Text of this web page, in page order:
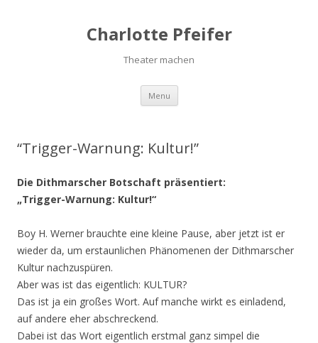
Charlotte Pfeifer
Theater machen
Menu
“Trigger-Warnung: Kultur!”
Die Dithmarscher Botschaft präsentiert:
„Trigger-Warnung: Kultur!“
Boy H. Werner brauchte eine kleine Pause, aber jetzt ist er
wieder da, um erstaunlichen Phänomenen der Dithmarscher
Kultur nachzuspüren.
Aber was ist das eigentlich: KULTUR?
Das ist ja ein großes Wort. Auf manche wirkt es einladend,
auf andere eher abschreckend.
Dabei ist das Wort eigentlich erstmal ganz simpel die